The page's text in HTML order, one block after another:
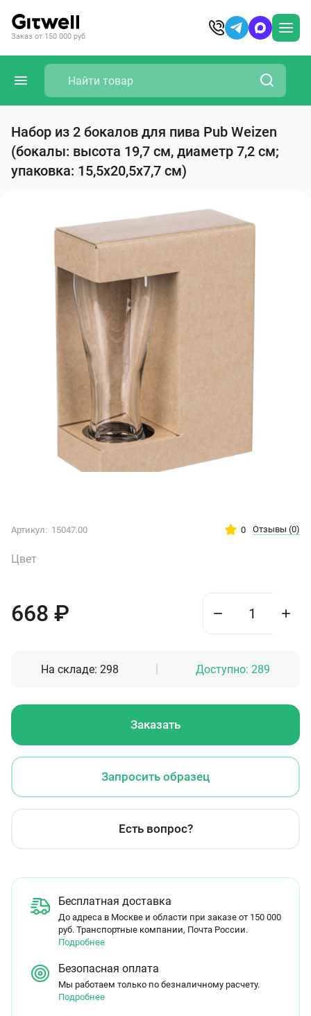
Заказ от 150 000 руб
Набор из 2 бокалов для пива Pub Weizen
(бокалы: высота 19,7 см, диаметр 7,2 см;
упаковка: 15,5х20,5х7,7 см)
Артикул: 15047.00 0 Отзывы (0)
Цвет
668 ₽
На складе:298 Доступно: 289
Заказать
Запросить образец
Есть вопрос?
Бесплатная доставка
До адреса в Москве и области при заказе от 150 000
руб. Транспортные компании, Почта России.
Подробнее
Безопасная оплата
Мы работаем только по безналичному расчету.
Подробнее